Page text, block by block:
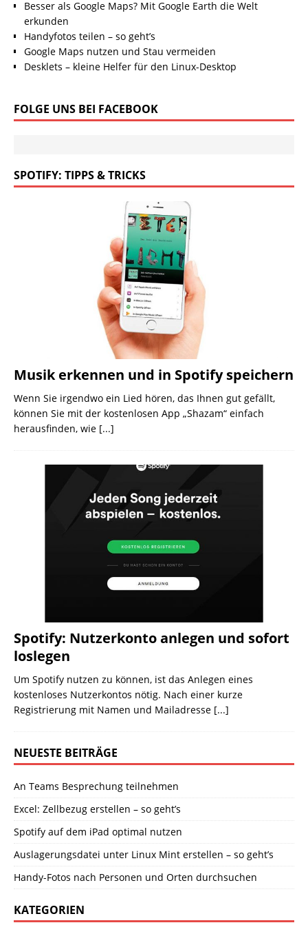
Besser als Google Maps? Mit Google Earth die Welt
erkunden
Handyfotos teilen – so geht’s
Google Maps nutzen und Stau vermeiden
Desklets – kleine Helfer für den Linux-Desktop
FOLGE UNS BEI FACEBOOK
SPOTIFY: TIPPS & TRICKS
Musik erkennen und in Spotify speichern
Wenn Sie irgendwo ein Lied hören, das Ihnen gut gefällt,
können Sie mit der kostenlosen App „Shazam“ einfach
herausfinden, wie [...]
Spotify: Nutzerkonto anlegen und sofort
loslegen
Um Spotify nutzen zu können, ist das Anlegen eines
kostenloses Nutzerkontos nötig. Nach einer kurze
Registrierung mit Namen und Mailadresse [...]
NEUESTE BEITRÄGE
An Teams Besprechung teilnehmen
Excel: Zellbezug erstellen – so geht’s
Spotify auf dem iPad optimal nutzen
Auslagerungsdatei unter Linux Mint erstellen – so geht’s
Handy-Fotos nach Personen und Orten durchsuchen
KATEGORIEN